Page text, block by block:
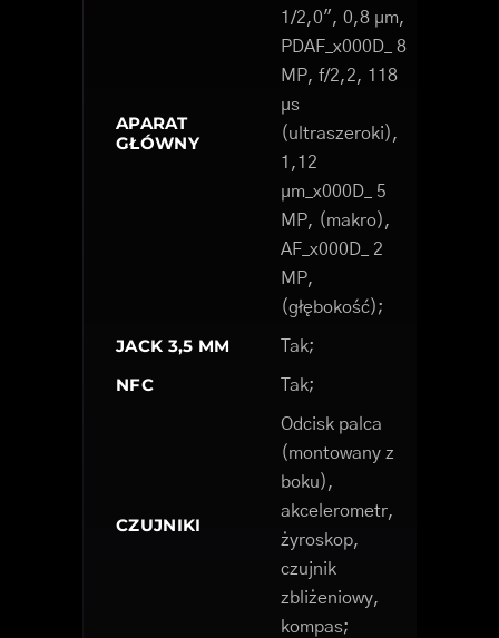
APARAT
GŁÓWNY
1/2,0", 0,8 µm,
PDAF_x000D_ 8
MP, f/2,2, 118
µs
(ultraszeroki),
1,12
µm_x000D_ 5
MP, (makro),
AF_x000D_ 2
MP,
(głębokość);
JACK 3,5 MM Tak;
NFC Tak;
CZUJNIKI
Odcisk palca
(montowany z
boku),
akcelerometr,
żyroskop,
czujnik
zbliżeniowy,
kompas;